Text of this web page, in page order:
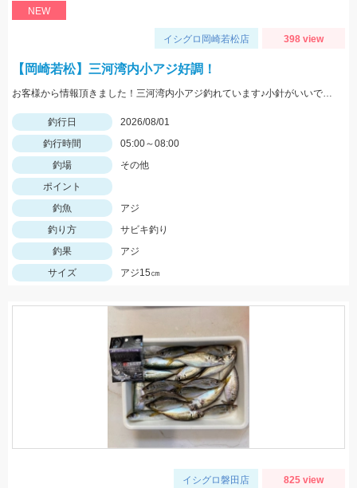
NEW
イシグロ岡崎若松店 398 view
【岡崎若松】三河湾内小アジ好調！
お客様から情報頂きました！三河湾内小アジ釣れています♪小針がいいですよ！針のサイズは3～4号がいいです！
釣行日
2026/08/01
釣行時間
05:00～08:00
釣場
その他
ポイント
釣魚
アジ
釣り方
サビキ釣り
釣果
アジ
サイズ
アジ15㎝
イシグロ磐田店 825 view